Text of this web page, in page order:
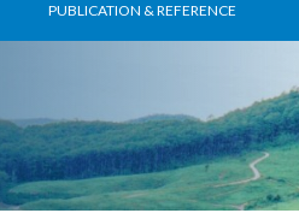
PUBLICATION & REFERENCE
Research Paper
E-Newsletter